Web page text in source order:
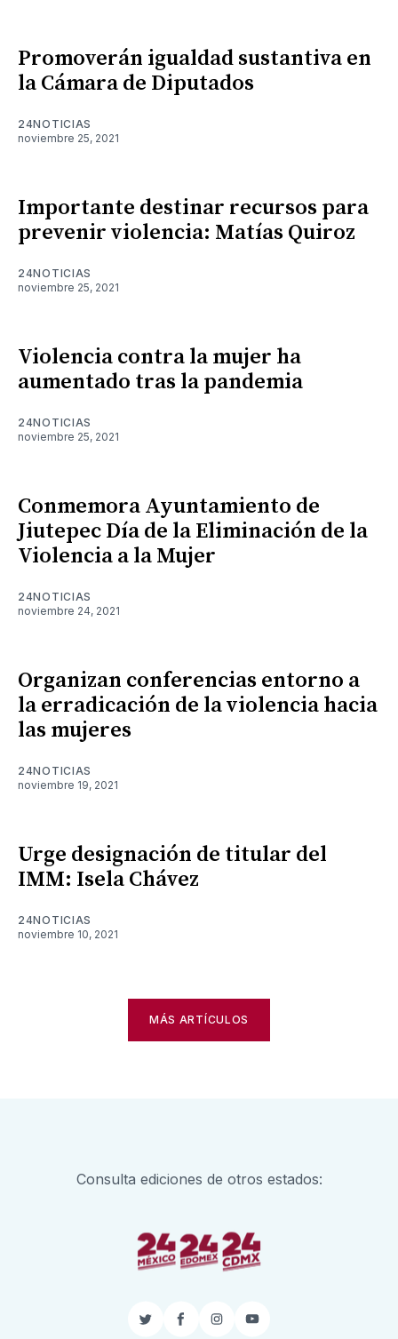
Promoverán igualdad sustantiva en
la Cámara de Diputados
24NOTICIAS
noviembre 25, 2021
Importante destinar recursos para
prevenir violencia: Matías Quiroz
24NOTICIAS
noviembre 25, 2021
Violencia contra la mujer ha
aumentado tras la pandemia
24NOTICIAS
noviembre 25, 2021
Conmemora Ayuntamiento de
Jiutepec Día de la Eliminación de la
Violencia a la Mujer
24NOTICIAS
noviembre 24, 2021
Organizan conferencias entorno a
la erradicación de la violencia hacia
las mujeres
24NOTICIAS
noviembre 19, 2021
Urge designación de titular del
IMM: Isela Chávez
24NOTICIAS
noviembre 10, 2021
MÁS ARTÍCULOS
Consulta ediciones de otros estados:
TwitterFacebook
InstagramYouTube